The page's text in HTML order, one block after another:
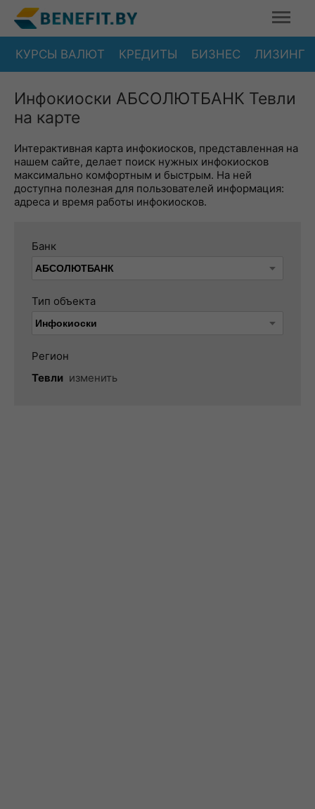
КУРСЫ ВАЛЮТ КРЕДИТЫ БИЗНЕС ЛИЗИНГ
Инфокиоски АБСОЛЮТБАНК Тевли
на карте
Интерактивная карта инфокиосков, представленная на
нашем сайте, делает поиск нужных инфокиосков
максимально комфортным и быстрым. На ней
доступна полезная для пользователей информация:
адреса и время работы инфокиосков.
Банк
Тип объекта
Регион
Тевли изменить